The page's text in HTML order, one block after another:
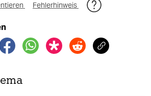
Fehlerhinweis